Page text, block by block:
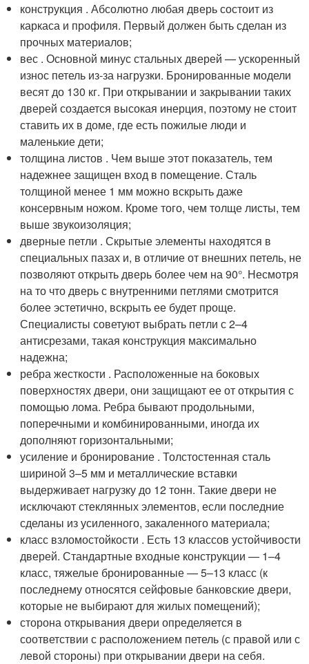
конструкция . Абсолютно любая дверь состоит из
каркаса и профиля. Первый должен быть сделан из
прочных материалов;
вес . Основной минус стальных дверей — ускоренный
износ петель из-за нагрузки. Бронированные модели
весят до 130 кг. При открывании и закрывании таких
дверей создается высокая инерция, поэтому не стоит
ставить их в доме, где есть пожилые люди и
маленькие дети;
толщина листов . Чем выше этот показатель, тем
надежнее защищен вход в помещение. Сталь
толщиной менее 1 мм можно вскрыть даже
консервным ножом. Кроме того, чем толще листы, тем
выше звукоизоляция;
дверные петли . Скрытые элементы находятся в
специальных пазах и, в отличие от внешних петель, не
позволяют открыть дверь более чем на 90°. Несмотря
на то что дверь с внутренними петлями смотрится
более эстетично, вскрыть ее будет проще.
Специалисты советуют выбрать петли с 2–4
антисрезами, такая конструкция максимально
надежна;
ребра жесткости . Расположенные на боковых
поверхностях двери, они защищают ее от открытия с
помощью лома. Ребра бывают продольными,
поперечными и комбинированными, иногда их
дополняют горизонтальными;
усиление и бронирование . Толстостенная сталь
шириной 3–5 мм и металлические вставки
выдерживает нагрузку до 12 тонн. Такие двери не
исключают стеклянных элементов, если последние
сделаны из усиленного, закаленного материала;
класс взломостойкости . Есть 13 классов устойчивости
дверей. Стандартные входные конструкции — 1–4
класс, тяжелые бронированные — 5–13 класс (к
последнему относятся сейфовые банковские двери,
которые не выбирают для жилых помещений);
сторона открывания двери определяется в
соответствии с расположением петель (с правой или с
левой стороны) при открывании двери на себя.